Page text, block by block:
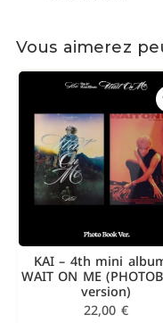
Vous aimerez
KAI – 4th mini
WAIT ON ME
version)
22,00 €